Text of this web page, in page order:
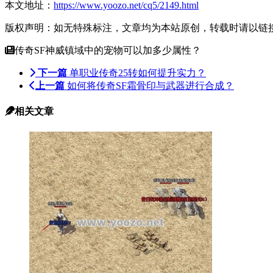
本文地址： https://www.yoozo.net/cq5/2149.html
版权声明：如无特殊标注，文章均为本站原创，转载时请以链
传奇SF神威镇域中的宠物可以加多少属性？
下一篇 单职业传奇25转如何提升实力？
上一篇 如何将传奇SF霜骨印与武器进行合成？
相关文章